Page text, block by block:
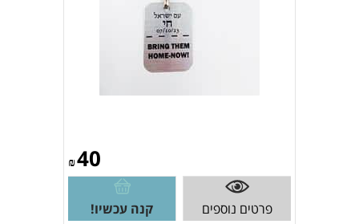
₪40
פרטים נוספים קנה עכשיו!